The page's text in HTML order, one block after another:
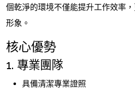
個乾淨的環境不僅能提升工作效率
形象。
核心優勢
1. 專業團隊
具備清潔專業證照